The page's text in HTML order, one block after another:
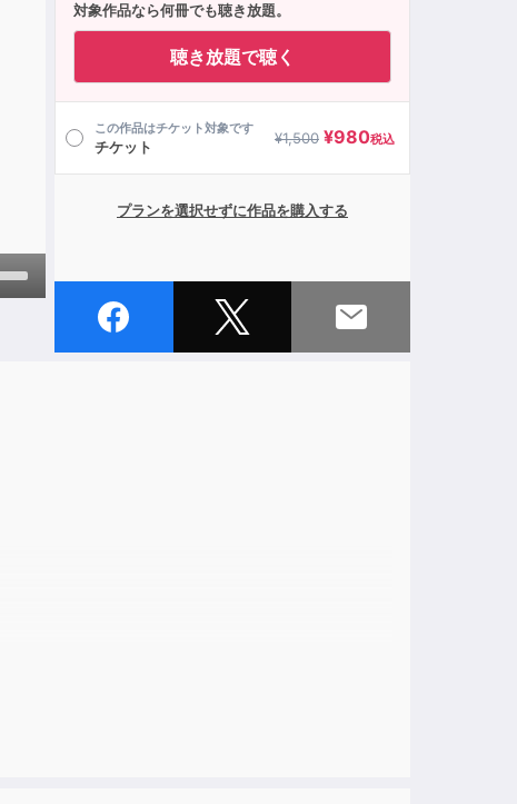
対象作品なら何冊でも聴き放題。
聴き放題で聴く
この作品はチケット対象です
チケット ¥1,500 ¥980税込
プランを選択せずに作品を購入する